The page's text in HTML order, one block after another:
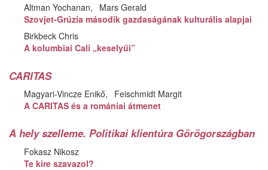
Altman Yochanan
Mars Gerald
Szovjet-Grúzia második gazdaságának kulturális alapjai
Birkbeck Chris
A kolumbiai Cali „keselyűi”
CARITAS
Magyari-Vincze Enikő
Feischmidt Margit
A CARITAS és a romániai átmenet
A hely szelleme. Politikai klientúra Görögországban
Fokasz Nikosz
Te kire szavazol?